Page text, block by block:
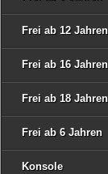
Frei ab 12 Jahren
Frei ab 16 Jahren
Frei ab 18 Jahren
Frei ab 6 Jahren
Konsole